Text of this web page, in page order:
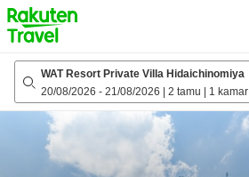
to
top
page
WAT Resort Private Villa Hidaichinomiya
20/08/2026 - 21/08/2026 2 tamu 1 kamar